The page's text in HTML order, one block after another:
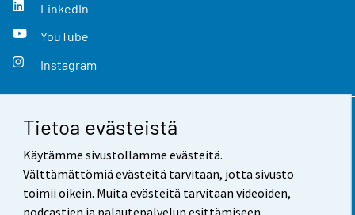
Tietoa evästeistä
Käytämme sivustollamme evästeitä.
Välttämättömiä evästeitä tarvitaan, jotta sivusto
toimii oikein. Muita evästeitä tarvitaan videoiden,
LinkedIn
YouTube
Instagram
Yhteystiedot
Palaute
Käyttöehdot